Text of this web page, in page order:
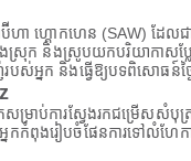
ហ្គោកហេន (SAW) ដែលជ
ក្នុងស្រុក និងស្រូបយកបរិយាក
បស់អ្នក និងធ្វើឱ្យបទពិសោធន៍
នកសម្រាប់ការស្វែងរកជម្
ពុងរៀបចំផែនការទៅលំហែក